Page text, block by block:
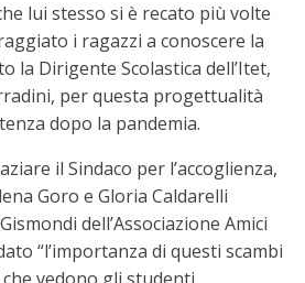
lui stesso si è recato più volte
i ragazzi a conoscere la
la Dirigente Scolastica dell’Itet,
per questa progettualità
dopo la pandemia.
il Sindaco per l’accoglienza,
Goro e Gloria Caldarelli
dell’Associazione Amici
“l’importanza di questi scambi